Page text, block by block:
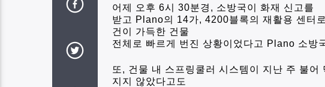
어제 오후 6시 30분경 , 소방국이 화재 신고를
받고 Plano의 14가, 4200블록의 재활용 센터
건이 가득한 건물
전체로 빠르게 번진 상황이었다고 Plano 소방
또 , 건물 내 스프링쿨러 시스템이 지난 주 불
지지 않았다고도